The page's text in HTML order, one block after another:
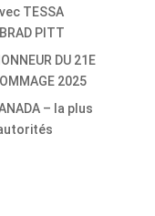
TESSA
PITT
DU 21E
2025
– la plus